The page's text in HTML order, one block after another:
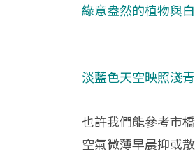
綠意盎然的植物與
淡藍色天空映照淺
也許我們能參考市
空氣微薄早晨抑或